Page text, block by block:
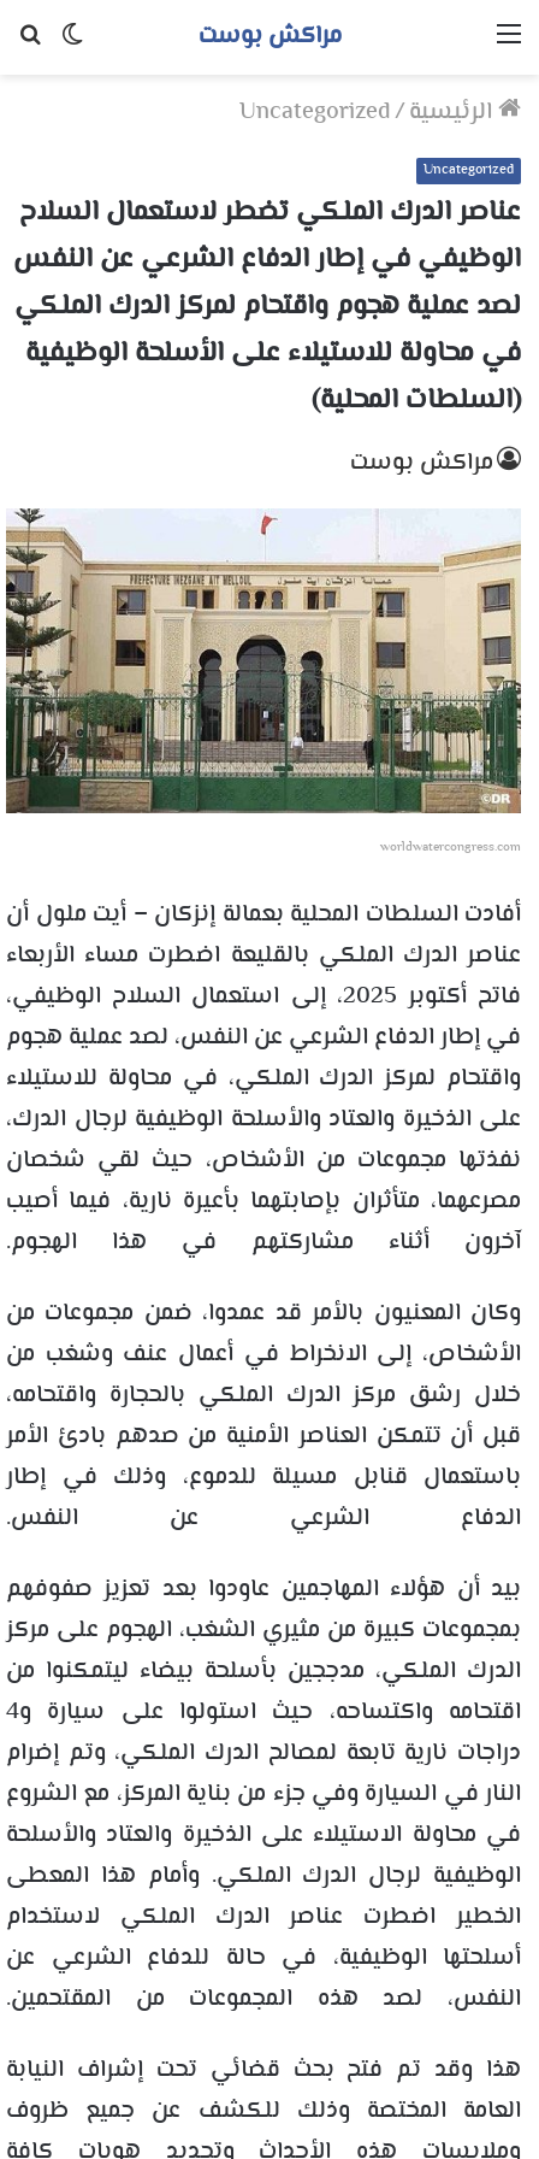
الوضع
مراكش بوست القائمة
الرئيسية/
Uncategorized
Uncategorized
عناصر الدرك الملكي تضطر لاستعمال السلاح
الوظيفي في إطار الدفاع الشرعي عن النفس
لصد عملية هجوم واقتحام لمركز الدرك الملكي
في محاولة للاستيلاء على الأسلحة الوظيفية
(السلطات المحلية)
مراكش بوست
worldwatercongress.com
أفادت السلطات المحلية بعمالة إنزكان – أيت ملول أن
عناصر الدرك الملكي بالقليعة اضطرت مساء الأربعاء
فاتح أكتوبر 2025، إلى استعمال السلاح الوظيفي،
في إطار الدفاع الشرعي عن النفس، لصد عملية هجوم
واقتحام لمركز الدرك الملكي، في محاولة للاستيلاء
على الذخيرة والعتاد والأسلحة الوظيفية لرجال الدرك،
نفذتها مجموعات من الأشخاص، حيث لقي شخصان
مصرعهما، متأثران بإصابتهما بأعيرة نارية، فيما أصيب
آخرون أثناء مشاركتهم في هذا الهجوم.
وكان المعنيون بالأمر قد عمدوا، ضمن مجموعات من
الأشخاص، إلى الانخراط في أعمال عنف وشغب من
خلال رشق مركز الدرك الملكي بالحجارة واقتحامه،
قبل أن تتمكن العناصر الأمنية من صدهم بادئ الأمر
باستعمال قنابل مسيلة للدموع، وذلك في إطار
الدفاع الشرعي عن النفس.
بيد أن هؤلاء المهاجمين عاودوا بعد تعزيز صفوفهم
بمجموعات كبيرة من مثيري الشغب، الهجوم على مركز
الدرك الملكي، مدججين بأسلحة بيضاء ليتمكنوا من
اقتحامه واكتساحه، حيث استولوا على سيارة و4
دراجات نارية تابعة لمصالح الدرك الملكي، وتم إضرام
النار في السيارة وفي جزء من بناية المركز، مع الشروع
في محاولة الاستيلاء على الذخيرة والعتاد والأسلحة
الوظيفية لرجال الدرك الملكي. وأمام هذا المعطى
الخطير اضطرت عناصر الدرك الملكي لاستخدام
أسلحتها الوظيفية، في حالة للدفاع الشرعي عن
النفس، لصد هذه المجموعات من المقتحمين.
هذا وقد تم فتح بحث قضائي تحت إشراف النيابة
العامة المختصة وذلك للكشف عن جميع ظروف